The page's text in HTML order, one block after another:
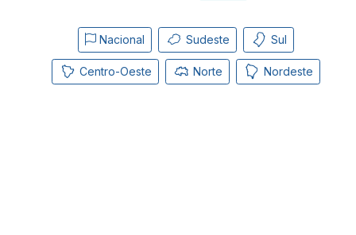
Nacional Sudeste Sul
Centro-Oeste Norte Nordeste